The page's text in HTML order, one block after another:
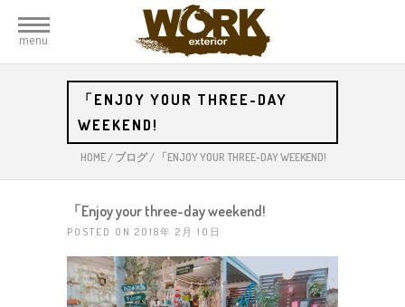
menu
「ENJOY YOUR THREE-DAY
WEEKEND!
HOME/ ブログ/ 「ENJOY YOUR THREE-DAY WEEKEND!
「Enjoy your three-day weekend!
POSTED ON 2018年 2月 10日